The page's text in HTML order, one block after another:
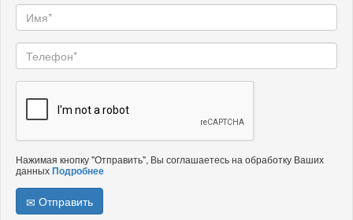
Нажимая кнопку "Отправить", Вы соглашаетесь на обработку Ваших
данныхПодробнее
Отправить